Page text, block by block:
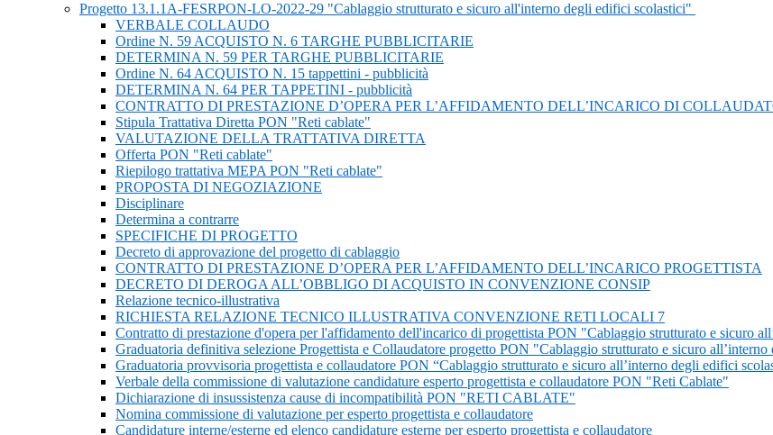
Progetto 13.1.1A-FESRPON-LO-2022-29 "Cablaggio strutturato e sicuro all'interno degli edifici scolastici"
VERBALE COLLAUDO
Ordine N. 59 ACQUISTO N. 6 TARGHE PUBBLICITARIE
DETERMINA N. 59 PER TARGHE PUBBLICITARIE
Ordine N. 64 ACQUISTO N. 15 tappettini - pubblicità
DETERMINA N. 64 PER TAPPETINI - pubblicità
CONTRATTO DI PRESTAZIONE D’OPERA PER L’AFFIDAMENTO DELL’INCARICO DI
Stipula Trattativa Diretta PON "Reti cablate"
VALUTAZIONE DELLA TRATTATIVA DIRETTA
Offerta PON "Reti cablate"
Riepilogo trattativa MEPA PON "Reti cablate"
PROPOSTA DI NEGOZIAZIONE
Disciplinare
Determina a contrarre
SPECIFICHE DI PROGETTO
Decreto di approvazione del progetto di cablaggio
CONTRATTO DI PRESTAZIONE D’OPERA PER L’AFFIDAMENTO DELL’INCARICO PROGETTISTA
DECRETO DI DEROGA ALL’OBBLIGO DI ACQUISTO IN CONVENZIONE CONSIP
Relazione tecnico-illustrativa
RICHIESTA RELAZIONE TECNICO ILLUSTRATIVA CONVENZIONE RETI LOCALI 7
Contratto di prestazione d'opera per l'affidamento dell'incarico di progettista PON "Cablaggio strutturato e sicuro
Graduatoria definitiva selezione Progettista e Collaudatore progetto PON "Cablaggio strutturato e sicuro
Graduatoria provvisoria progettista e collaudatore PON “Cablaggio strutturato e sicuro all’interno degli edifici
Verbale della commissione di valutazione candidature esperto progettista e collaudatore PON "Reti Cablate"
Dichiarazione di insussistenza cause di incompatibilità PON "RETI CABLATE"
Nomina commissione di valutazione per esperto progettista e collaudatore
Candidature interne/esterne ed elenco candidature esterne per esperto progettista e collaudatore